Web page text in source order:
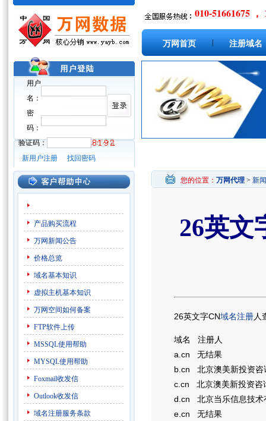
用户
名：
密
码：
验证码：
新用户注册
找回密码
010-51661675 ，
万网首页 注册域名
产品购买流程
万网新闻公告
价格总览
域名基本知识
虚拟主机基本知识
万网空间如何备案
FTP软件上传
MSSQL使用帮助
MYSQL使用帮助
Foxmail收发信
Outlook收发信
域名注册服务条款
您的位置： 万网代理 > 新
26英文
26英文字CN域名注册人
域名 注册人
a.cn 无结果
b.cn 北京澳美新投资咨
c.cn 北京澳美新投资咨
d.cn 北京当乐信息技术
e.cn 无结果